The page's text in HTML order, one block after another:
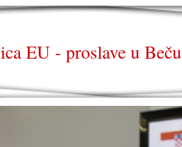
EU - proslave u Beču